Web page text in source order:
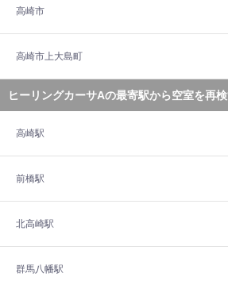
高崎市
高崎市上大島町
ヒーリングカーサAの最寄駅から空室を再
高崎駅
前橋駅
北高崎駅
群馬八幡駅